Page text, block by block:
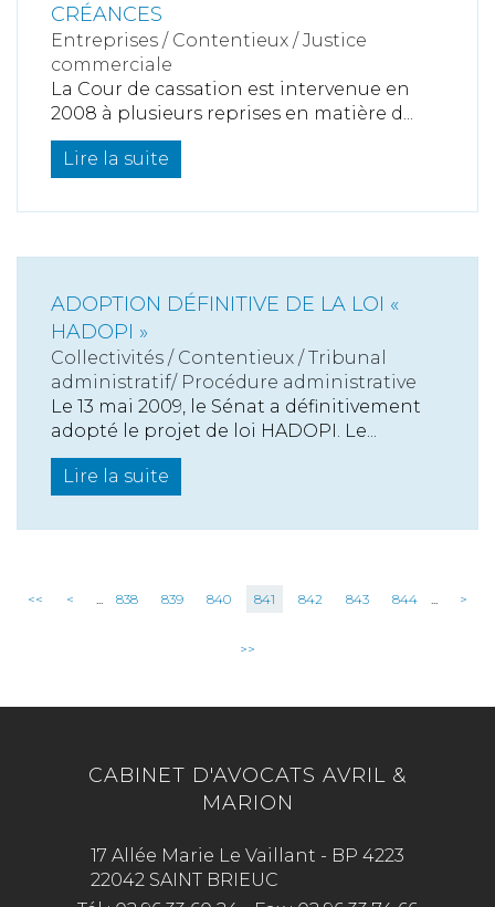
CRÉANCES
Entreprises / Contentieux /Justice
commerciale
La Cour de cassation est intervenue en
2008 à plusieurs reprises en matière d...
Lire la suite
ADOPTION DÉFINITIVE DE LA LOI «
HADOPI »
Collectivités / Contentieux /Tribunal
administratif/ Procédure administrative
Le 13 mai 2009, le Sénat a définitivement
adopté le projet de loi HADOPI. Le...
Lire la suite
<< < ... 838 839 840 841 842 843 844 ... >
>>
CABINET D'AVOCATS AVRIL &
MARION
17 Allée Marie Le Vaillant - BP 4223
22042 SAINT BRIEUC